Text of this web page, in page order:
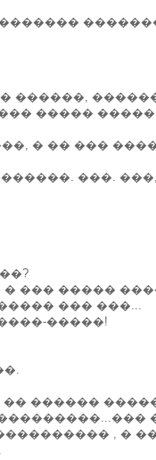
������,
�����
� �� ���
���.
� ��� �����
��� ���...
�����!
�� ������
, �